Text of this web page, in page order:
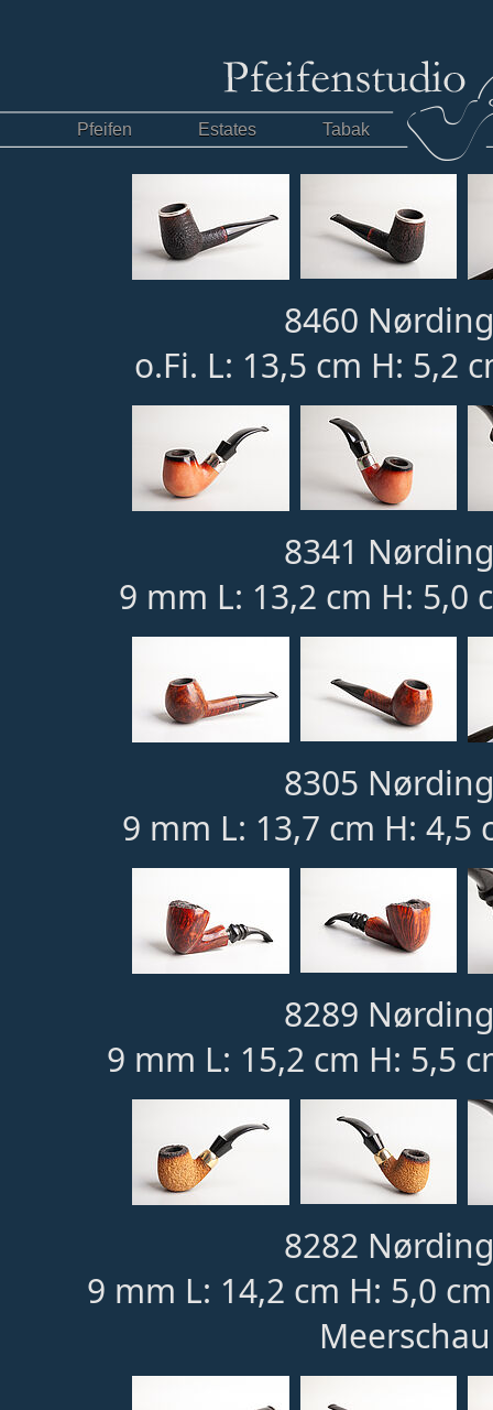
Pfeifen Estates Tabak
8460
o.Fi. L: 13,5 cm H: 5,2
8341
9 mm L: 13,2 cm H: 5,0
8305
9 mm L: 13,7 cm H: 4,5
8289
9 mm L: 15,2 cm H: 5,5
8282
9 mm L: 14,2 cm H: 5,0